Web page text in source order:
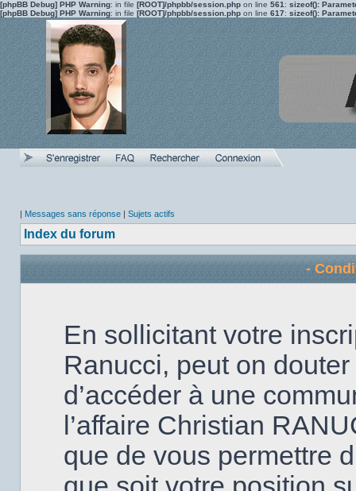
[phpBB Debug] PHP Warning: in file [ROOT]/phpbb/session.php on line 561 : sizeof():
[phpBB Debug] PHP Warning: in file [ROOT]/phpbb/session.php on line 617: sizeof():
| Messages sans réponse | Sujets actifs
Index du forum
-
En sollicitant votre
Ranucci, peut on
d’accéder à une
l’affaire Christian
que de vous permettre